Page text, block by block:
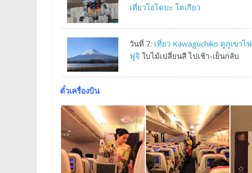
เที่ยวโอไดบะ โตเกียว
วันที่ 7: เที่ยว Kawaguchiko ดูภูเขาไฟ
ฟูจิ ใบไม้เปลี่ยนสี ไปเช้า-เย็นกลับ
ตั๋วเครื่องบิน